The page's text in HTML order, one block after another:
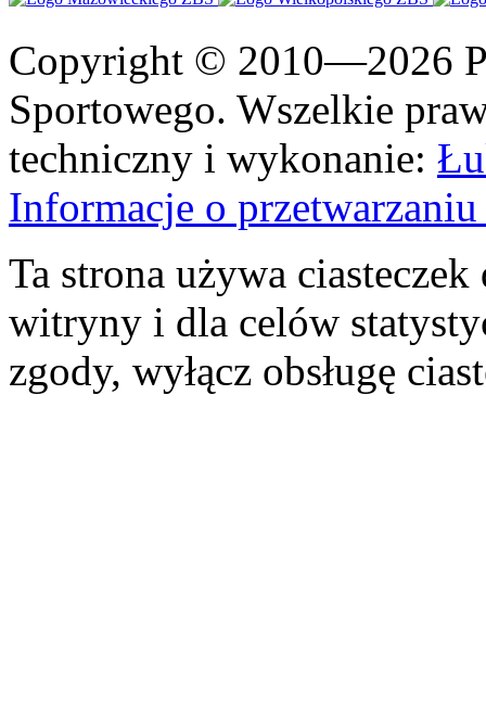
Copyright © 2010—2026
Sportowego. Wszelkie
techniczny i wykonanie:
Informacje o
Ta strona używa
witryny i dla celów
zgody, wyłącz obsługę